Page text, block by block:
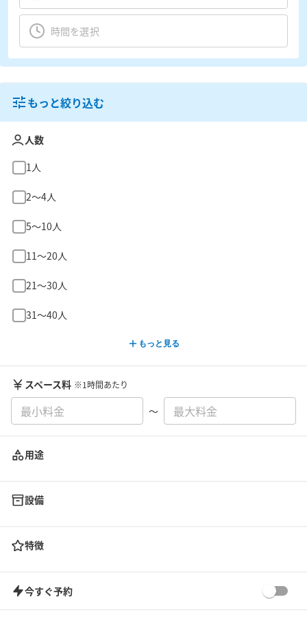
もっと絞り込む
人数
1人
2〜4人
5〜10人
11〜20人
21〜30人
31〜40人
もっと見る
スペース料 ※1時間あたり
〜
用途
設備
特徴
今すぐ予約